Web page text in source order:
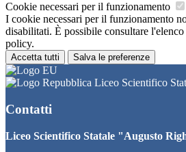
Cookie necessari per il funzionamento
I cookie necessari per il funzionamento
disabilitati. È possibile consultare
policy.
Accetta tutti Salva le preferenze
Liceo Scientifico
Contatti
Liceo Scientifico Statale "Augusto